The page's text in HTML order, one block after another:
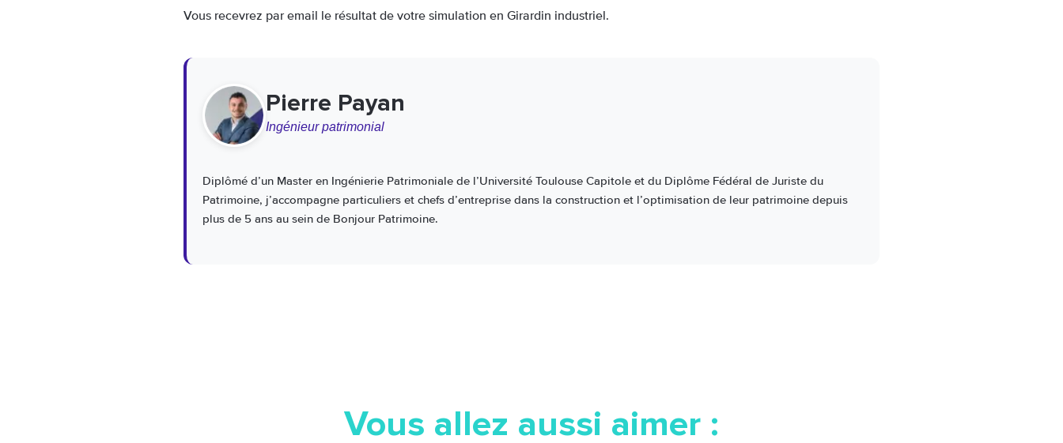
Vous recevrez par email le résultat de votre simulation en Girardin industriel.
Pierre Payan
Ingénieur patrimonial
Diplômé d’un Master en Ingénierie Patrimoniale de l’Université Toulouse Capitole et du Diplôme Fédéral de Juriste du
Patrimoine, j’accompagne particuliers et chefs d’entreprise dans la construction et l’optimisation de leur patrimoine depuis
plus de 5 ans au sein de Bonjour Patrimoine.
Vous allez aussi aimer :